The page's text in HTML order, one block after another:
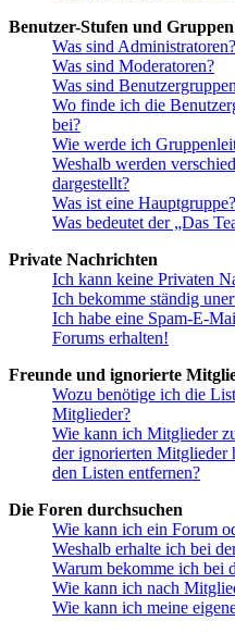
Benutzer-Stufen und Gruppen
Was sind Administratoren?
Was sind Moderatoren?
Was sind
Wo finde ich die
bei?
Wie werde ich
Weshalb werden
dargestellt?
Was ist eine Hauptgruppe?
Was bedeutet der „Das
Private Nachrichten
Ich kann keine Privaten
Ich bekomme ständig
Ich habe eine Spam-E-
Forums erhalten!
Freunde und ignorierte
Wozu benötige ich die
Mitglieder?
Wie kann ich Mitglieder
der ignorierten Mitglieder
den Listen entfernen?
Die Foren durchsuchen
Wie kann ich ein Forum
Weshalb erhalte ich bei
Warum bekomme ich bei
Wie kann ich nach
Wie kann ich meine